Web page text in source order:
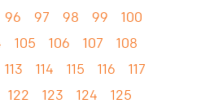
96 97 98 99
100
105 106 107
108
113 114 115 116
117
122 123 124
125